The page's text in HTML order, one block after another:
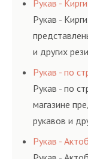
и
Рукав -
Рукав -
и других
и
Рукав - по
Рукав - по
магазине
рукавов и
и
Рукав -